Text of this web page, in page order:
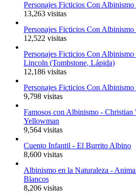
Personajes Ficticios Con
13,263 visitas
Personajes Ficticios Con
12,522 visitas
Personajes Ficticios Con
Lincoln (Tombstone, Lápida)
12,186 visitas
Personajes Ficticios Con
9,798 visitas
Famosos con Albinismo -
Yellowman
9,564 visitas
Cuento Infantil - El Burrito Albino
8,600 visitas
Albinismo en la Naturaleza -
Blancos
8,206 visitas